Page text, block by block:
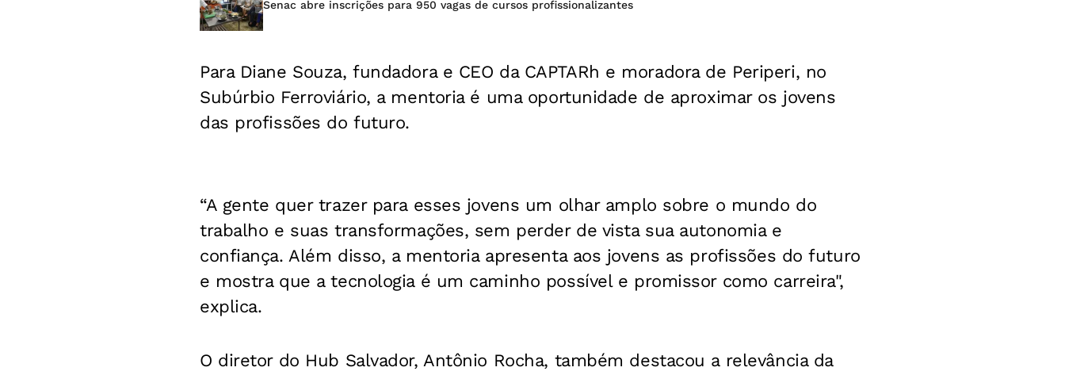
Senac abre inscrições para 950 vagas de cursos profissionalizantes
Para Diane Souza, fundadora e CEO da CAPTARh e moradora de Periperi, no
Subúrbio Ferroviário, a mentoria é uma oportunidade de aproximar os jovens
das profissões do futuro.
“A gente quer trazer para esses jovens um olhar amplo sobre o mundo do
trabalho e suas transformações, sem perder de vista sua autonomia e
confiança. Além disso, a mentoria apresenta aos jovens as profissões do futuro
e mostra que a tecnologia é um caminho possível e promissor como carreira",
explica.
O diretor do Hub Salvador, Antônio Rocha, também destacou a relevância da